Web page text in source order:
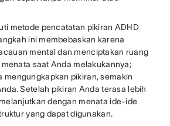
metode pencatatan pikiran ADHD
ini membebaskan karena
mental dan menciptakan ruang
saat Anda melakukannya;
mengungkapkan pikiran, semakin
Setelah pikiran Anda terasa lebih
dengan menata ide-ide
yang dapat digunakan.